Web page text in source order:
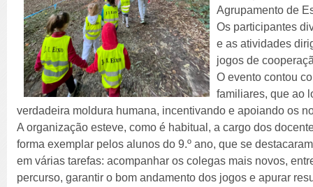
Agrupamento de
Os participantes
e as atividades
jogos de
O evento contou
familiares, que ao
verdadeira moldura humana, incentivando e apoiando os
A organização esteve, como é habitual, a cargo dos
forma exemplar pelos alunos do 9.º ano, que se
em várias tarefas: acompanhar os colegas mais novos,
percurso, garantir o bom andamento dos jogos e apurar